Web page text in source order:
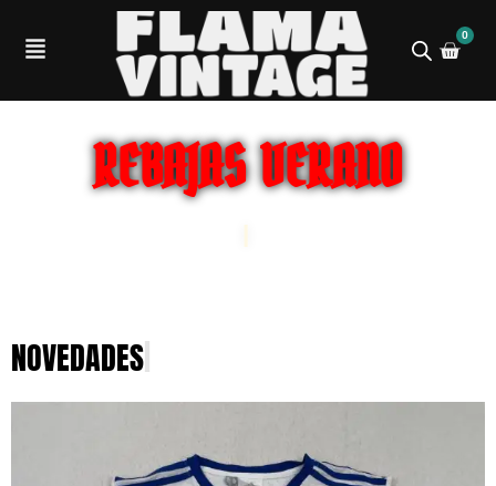
0
REBAJAS VERANO
ENVÍOS GRATIS
NOVEDADES